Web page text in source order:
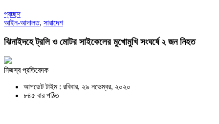
প্রচ্ছদ
আইন-আদালত, সারাদেশ
ঝিনাইদহে ট্রলি ও মোটর সাইকেলের মুখোমুখি সংঘর্ষে ২ জন নিহত
নিজস্ব প্রতিবেদক
আপডেট টাইম : রবিবার, ২৯ নভেম্বর, ২০২০
৮৪৫ বার পঠিত